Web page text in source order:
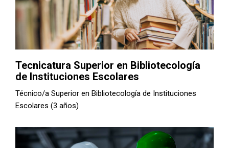
Tecnicatura Superior en Bibliotecología
de Instituciones Escolares
Técnico/a Superior en Bibliotecología de Instituciones
Escolares (3 años)